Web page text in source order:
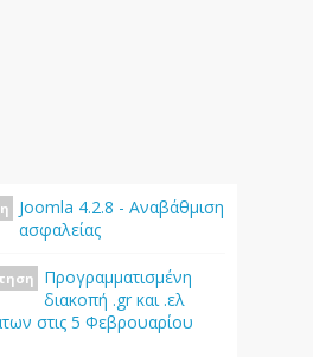
Joomla 4.2.8 - Αναβάθμιση
ασφαλείας
Προγραμματισμένη
διακοπή .gr και .ελ
στις 5 Φεβρουαρίου